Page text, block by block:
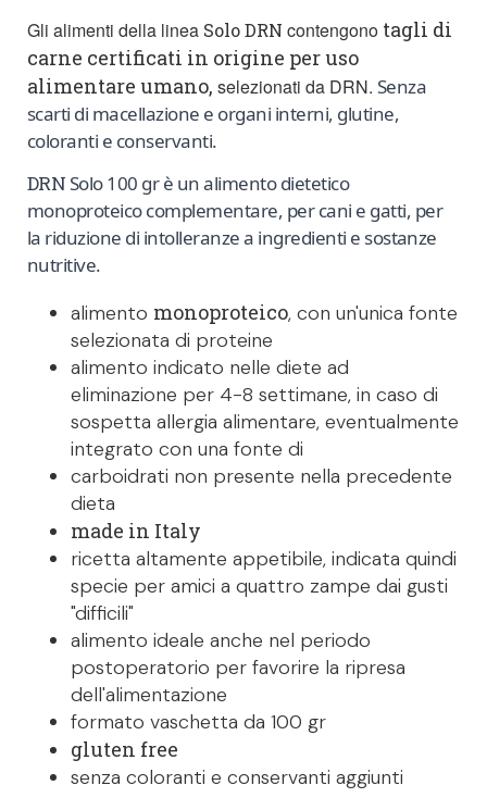
Gli alimenti della linea Solo DRN contengono tagli di
carne certificati in origine per uso
alimentare umano, selezionati da DRN. Senza
scarti di macellazione e organi interni, glutine,
coloranti e conservanti.
DRNSolo 100 gr è un alimento dietetico
monoproteico complementare, per cani e gatti, per
la riduzione di intolleranze a ingredienti e sostanze
nutritive.
alimento monoproteico, con un'unica fonte
selezionata di proteine
alimento indicato nelle diete ad
eliminazione per 4-8 settimane, in caso di
sospetta allergia alimentare, eventualmente
integrato con una fonte di
carboidrati non presente nella precedente
dieta
made in Italy
ricetta altamente appetibile, indicata quindi
specie per amici a quattro zampe dai gusti
"difficili"
alimento ideale anche nel periodo
postoperatorio per favorire la ripresa
dell'alimentazione
formato vaschetta da 100 gr
gluten free
senza coloranti e conservanti aggiunti